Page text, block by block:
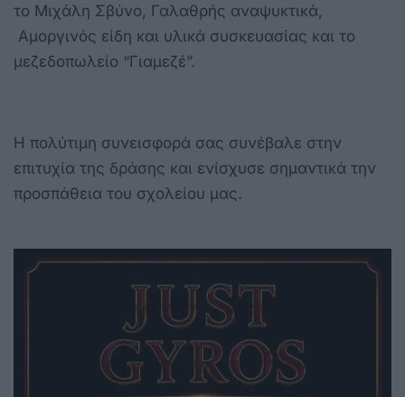
το Μιχάλη Σβύνο, Γαλαθρής αναψυκτικά,
Αμοργινός είδη και υλικά συσκευασίας και το
μεζεδοπωλείο “Γιαμεζέ”.
Η πολύτιμη συνεισφορά σας συνέβαλε στην
επιτυχία της δράσης και ενίσχυσε σημαντικά την
προσπάθεια του σχολείου μας.